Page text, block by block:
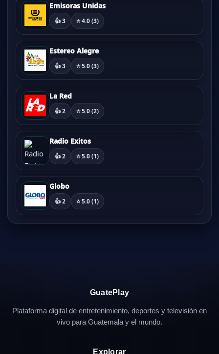
Emisoras Unidas
👍 3 ⭐ 4.0 (3)
Estereo Alegre
👍 3 ⭐ 5.0 (3)
La Red
👍 2 ⭐ 5.0 (2)
Radio Exitos
👍 2 ⭐ 5.0 (1)
Globo
👍 2 ⭐ 5.0 (1)
GuatePlay
Plataforma digital de entretenimiento, deportes y televisión en
vivo para Guatemala y el mundo.
Explorar